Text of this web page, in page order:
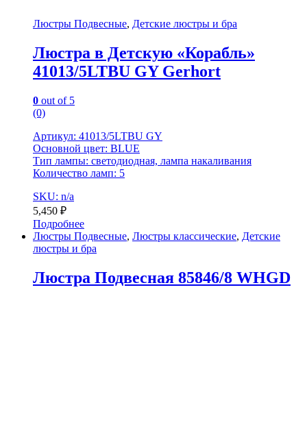
Люстры Подвесные, Детские люстры и бра
Люстра в Детскую «Корабль»
41013/5LTBU GY Gerhort
0 out of 5
(0)
Артикул: 41013/5LTBU GY
Основной цвет: BLUE
Тип лампы: светодиодная, лампа накаливания
Количество ламп: 5
SKU: n/a
5,450 ₽
Подробнее
Люстры Подвесные, Люстры классические, Детские
люстры и бра
Люстра Подвесная 85846/8 WHGD